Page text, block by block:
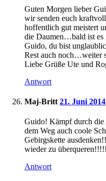
Guten Morgen lieber
wir senden euch
hoffentlich gut meistert
die Daumen…bald ist es
Guido, du bist
Rest auch noch…weiter
Liebe Grüße Ute und
Antwort
Maj-Britt 21. Juni 2014
Guido! Kämpf durch
dem Weg auch coole
Gebirgskette
wieder zu
Antwort